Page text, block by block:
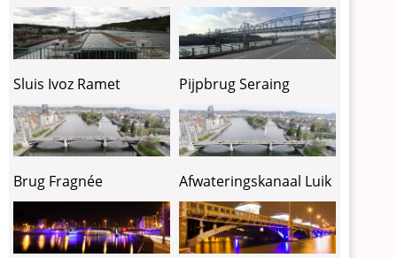
Sluis Ivoz Ramet Pijpbrug Seraing
Brug Fragnée Afwateringskanaal Luik